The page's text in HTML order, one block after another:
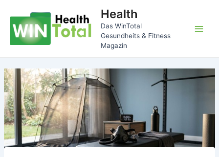
Inhalt
springen
Health
Das WinTotal
Gesundheits & Fitness
Magazin